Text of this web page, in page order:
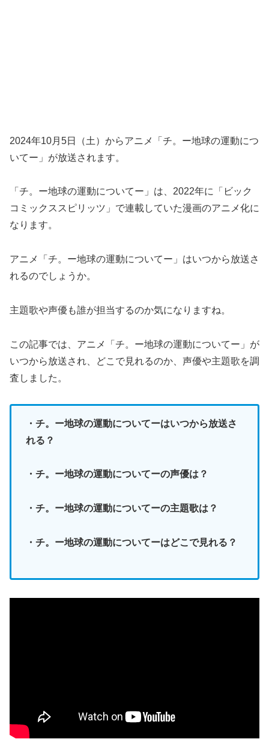
2024年10月5日（土）からアニメ「チ。ー地球の運動につ
いてー」が放送されます。
「チ。ー地球の運動についてー」は、2022年に「ビック
コミックススピリッツ」で連載していた漫画のアニメ化に
なります。
アニメ「チ。ー地球の運動についてー」はいつから放送さ
れるのでしょうか。
主題歌や声優も誰が担当するのか気になりますね。
この記事では、アニメ「チ。ー地球の運動についてー」が
いつから放送され、どこで見れるのか、声優や主題歌を調
査しました。
・チ。ー地球の運動についてーはいつから放送さ
れる？
・チ。ー地球の運動についてーの声優は？
・チ。ー地球の運動についてーの主題歌は？
・チ。ー地球の運動についてーはどこで見れる？